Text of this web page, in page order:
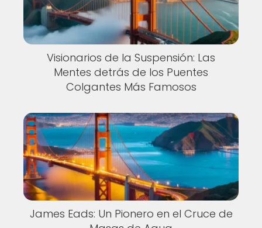
Visionarios de la Suspensión: Las
Mentes detrás de los Puentes
Colgantes Más Famosos
James Eads: Un Pionero en el Cruce de